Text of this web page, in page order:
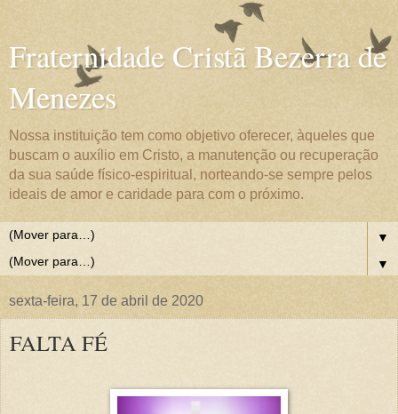
Fraternidade Cristã Bezerra de
Menezes
Nossa instituição tem como objetivo oferecer, àqueles que
buscam o auxílio em Cristo, a manutenção ou recuperação
da sua saúde físico-espiritual, norteando-se sempre pelos
ideais de amor e caridade para com o próximo.
▼
▼
sexta-feira, 17 de abril de 2020
FALTA FÉ